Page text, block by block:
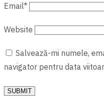
Email*
Website
Salvează-mi numele,
navigator pentru data
SUBMIT